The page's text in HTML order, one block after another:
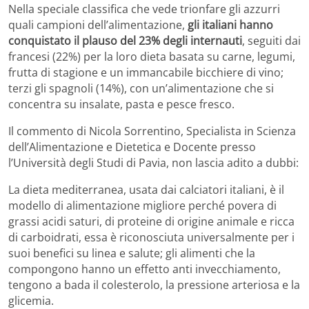
Nella speciale classifica che vede trionfare gli azzurri
quali campioni dell’alimentazione, gli italiani hanno
conquistato il plauso del 23% degli internauti, seguiti dai
francesi (22%) per la loro dieta basata su carne, legumi,
frutta di stagione e un immancabile bicchiere di vino;
terzi gli spagnoli (14%), con un’alimentazione che si
concentra su insalate, pasta e pesce fresco.
Il commento di Nicola Sorrentino, Specialista in Scienza
dell’Alimentazione e Dietetica e Docente presso
l’Università degli Studi di Pavia, non lascia adito a dubbi:
La dieta mediterranea, usata dai calciatori italiani, è il
modello di alimentazione migliore perché povera di
grassi acidi saturi, di proteine di origine animale e ricca
di carboidrati, essa è riconosciuta universalmente per i
suoi benefici su linea e salute; gli alimenti che la
compongono hanno un effetto anti invecchiamento,
tengono a bada il colesterolo, la pressione arteriosa e la
glicemia.